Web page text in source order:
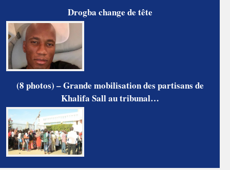
Drogba change de tête
(8 photos) – Grande mobilisation des partisans de
Khalifa Sall au tribunal…